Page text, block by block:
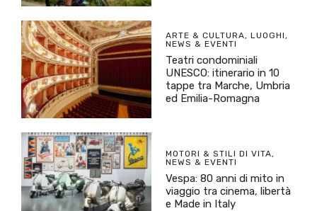
ARTE & CULTURA, LUOGHI ,
NEWS & EVENTI
Teatri condominiali
UNESCO: itinerario in 10
tappe tra Marche, Umbria
ed Emilia-Romagna
MOTORI & STILI DI VITA,
NEWS & EVENTI
Vespa: 80 anni di mito in
viaggio tra cinema, libertà
e Made in Italy